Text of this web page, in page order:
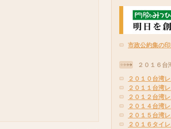
市政公約集の
２０１６台
２０１０台湾
２０１１台湾
２０１２台湾
２０１４台湾
２０１５台湾
２０１６タイ